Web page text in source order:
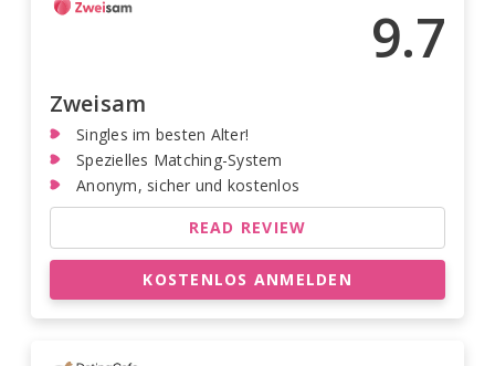
9.7
Zweisam
Singles im besten Alter!
Spezielles Matching-System
Anonym, sicher und kostenlos
READ REVIEW
KOSTENLOS ANMELDEN